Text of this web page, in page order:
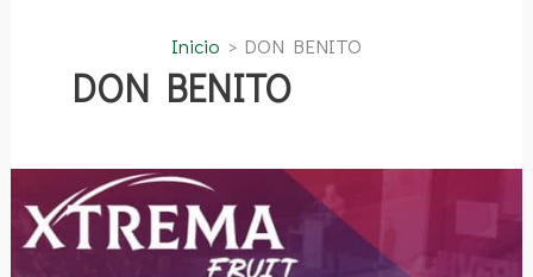
Inicio DON BENITO
DON BENITO
XTREMAFRUIT
2024